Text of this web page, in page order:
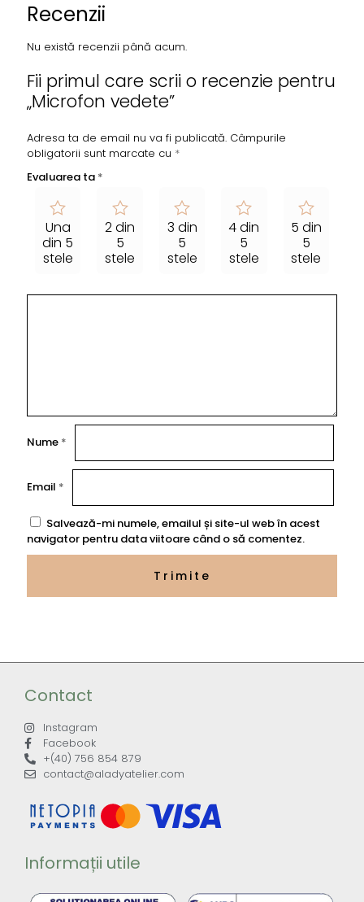
Recenzii
Nu există recenzii până acum.
Fii primul care scrii o recenzie pentru
„Microfon vedete”
Adresa ta de email nu va fi publicată. Câmpurile
obligatorii sunt marcate cu *
Evaluarea ta *
Una
din 5
stele
2 din
5
stele
3 din
5
stele
4 din
5
stele
5 din
5
stele
Nume *
Email *
Salvează-mi numele, emailul și site-ul web în acest
navigator pentru data viitoare când o să comentez.
Contact
Instagram
Facebook
+(40) 756 854 879
contact@aladyatelier.com
Informații utile